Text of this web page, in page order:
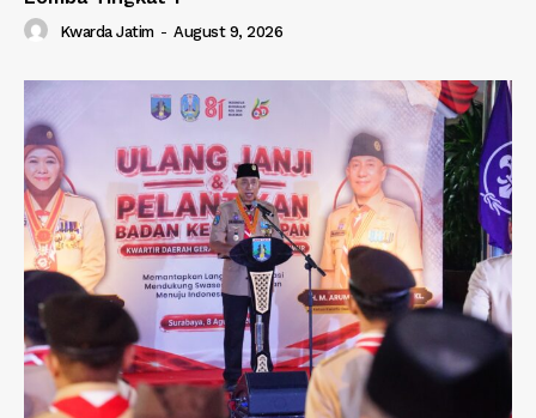
Kwarda Jatim - August 9, 2026